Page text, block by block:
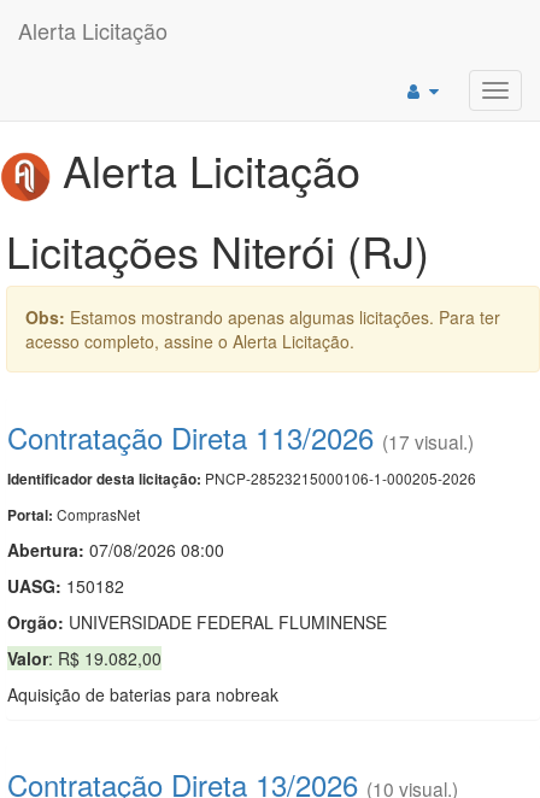
Alerta Licitação
Alerta Licitação
Licitações Niterói (RJ)
Obs: Estamos mostrando apenas algumas licitações. Para ter
acesso completo, assine o Alerta Licitação.
Contratação Direta 113/2026 (17 visual.)
Identificador desta licitação: PNCP-28523215000106-1-000205-2026
Portal: ComprasNet
Abertura: 07/08/2026 08:00
UASG: 150182
Orgão: UNIVERSIDADE FEDERAL FLUMINENSE
Valor: R$ 19.082,00
Aquisição de baterias para nobreak
Contratação Direta 13/2026 (10 visual.)